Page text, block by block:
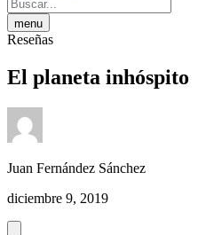
menu
Reseñas
El planeta inhóspito
Juan Fernández Sánchez
diciembre 9, 2019